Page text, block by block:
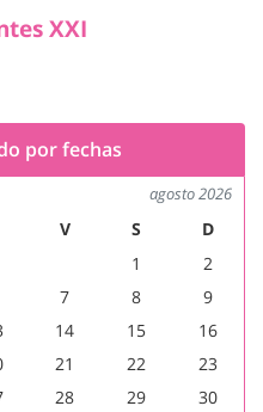
XXI
por fechas
agosto 2026
V S
D
1
2
7 8
9
14 15
16
21 22
23
28 29
30